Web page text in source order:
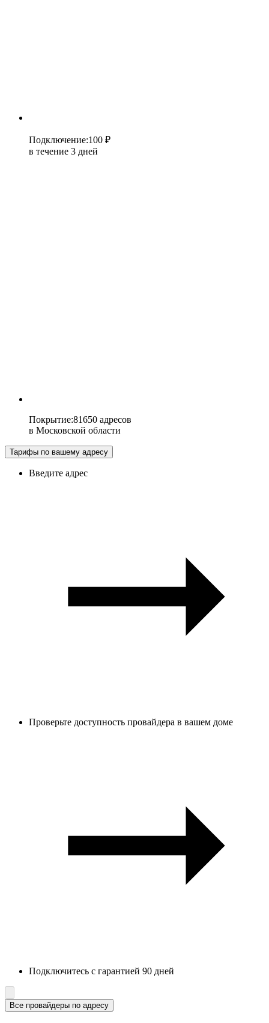
Подключение:100 ₽
в течение 3 дней
Покрытие:81650 адресов
в Московской области
Тарифы по вашему адресу
Введите адрес
Проверьте доступность провайдера в вашем доме
Подключитесь с гарантией 90 дней
Все провайдеры по адресу